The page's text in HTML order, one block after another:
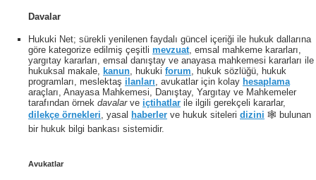
Davalar
Hukuki Net; sürekli yenilenen faydalı güncel içeriği ile hukuk dallarına
göre kategorize edilmiş çeşitli mevzuat, emsal mahkeme kararları,
yargıtay kararları, emsal danıştay ve anayasa mahkemesi kararları ile
hukuksal makale, kanun, hukuki forum, hukuk sözlüğü, hukuk
programları, meslektaş ilanları, avukatlar için kolay hesaplama
araçları, Anayasa Mahkemesi, Danıştay, Yargıtay ve Mahkemeler
tarafından örnek davalarve içtihatlar ile ilgili gerekçeli kararlar,
dilekçe örnekleri, yasal haberler ve hukuk siteleri dizini 🕸 bulunan
bir hukuk bilgi bankası sistemidir.
Avukatlar